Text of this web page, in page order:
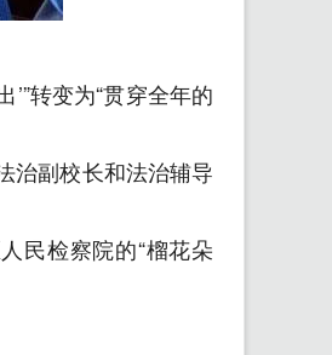
转变为“贯穿全年的
治副校长和法治辅导
民检察院的“榴花朵